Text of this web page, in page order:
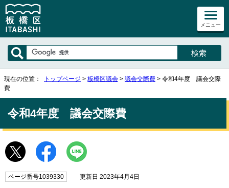
メニュー
現在の位置： トップページ > 板橋区議会 > 議会交際費 > 令和4年度 議会交際
費
令和4年度 議会交際費
ページ番号1039330 更新日 2023年4月4日